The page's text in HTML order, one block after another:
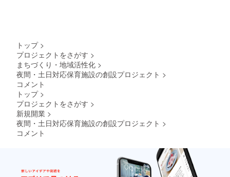
トップ >
プロジェクトをさがす >
まちづくり・地域活性化 >
夜間・土日対応保育施設の創設プロジェクト >
コメント
トップ >
プロジェクトをさがす >
新規開業 >
夜間・土日対応保育施設の創設プロジェクト >
コメント